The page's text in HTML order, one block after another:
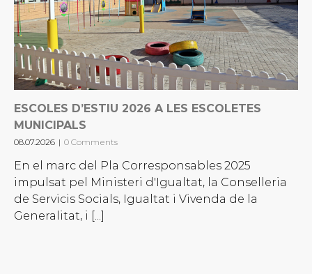
ESCOLES D’ESTIU 2026 A LES ESCOLETES
MUNICIPALS
08.07.2026 | 0 Comments
En el marc del Pla Corresponsables 2025
impulsat pel Ministeri d'Igualtat, la Conselleria
de Servicis Socials, Igualtat i Vivenda de la
Generalitat, i [...]